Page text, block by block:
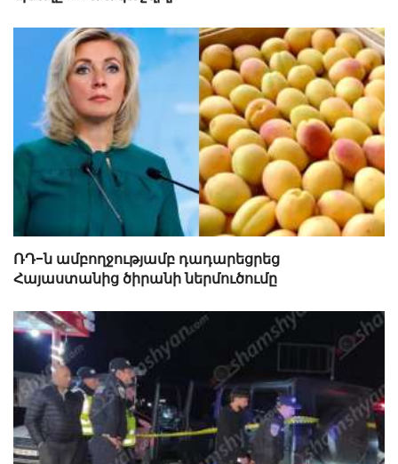
ՌԴ-ն ամբողջությամբ դադարեցրեց
Հայաստանից ծիրանի ներմուծումը